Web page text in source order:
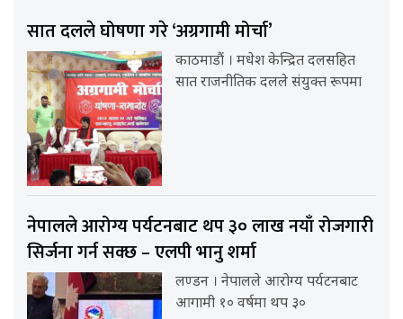
सात दलले घोषणा गरे ‘अग्रगामी मोर्चा’
काठमाडौं । मधेश केन्द्रित दलसहित
सात राजनीतिक दलले संयुक्त रूपमा
नेपालले आरोग्य पर्यटनबाट थप ३० लाख नयाँ रोजगारी
सिर्जना गर्न सक्छ – एलपी भानु शर्मा
लण्डन । नेपालले आरोग्य पर्यटनबाट
आगामी १० वर्षमा थप ३०